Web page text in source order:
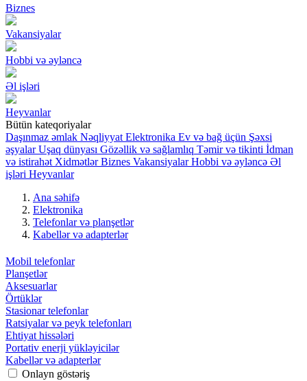
Biznes
Vakansiyalar
Hobbi və əyləncə
Əl işləri
Heyvanlar
Bütün kateqoriyalar
Daşınmaz əmlak Nəqliyyat Elektronika Ev və bağ üçün Şəxsi
əşyalar Uşaq dünyası Gözəllik və sağlamlıq Təmir və tikinti İdman
və istirahət Xidmətlər Biznes Vakansiyalar Hobbi və əyləncə Əl
işləri Heyvanlar
Ana səhifə
Elektronika
Telefonlar və planşetlər
Kabellər və adapterlər
Mobil telefonlar
Planşetlər
Aksesuarlar
Örtüklər
Stasionar telefonlar
Ratsiyalar və peyk telefonları
Ehtiyat hissələri
Portativ enerji yükləyicilər
Kabellər və adapterlər
Onlayn göstəriş